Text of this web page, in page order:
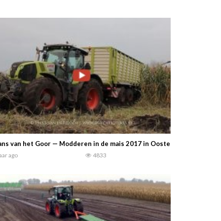
van het Goor — Modderen in de mais 2017 in Oosterwolde
ago 4833